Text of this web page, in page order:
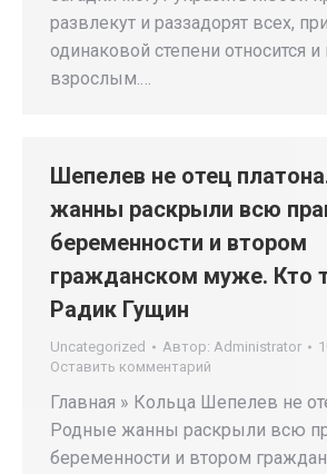
развлекут и раззадорят всех,
одинаковой степени относится
взрослым.…
Шепелев не отец
жанны раскрыли всю
беременности и втором
гражданском муже. Кто
Радик Гущин
Uncategorized Автор: Administrator
Оставить комментарий
Главная » Кольца Шепелев не
Родные жанны раскрыли всю
беременности и втором